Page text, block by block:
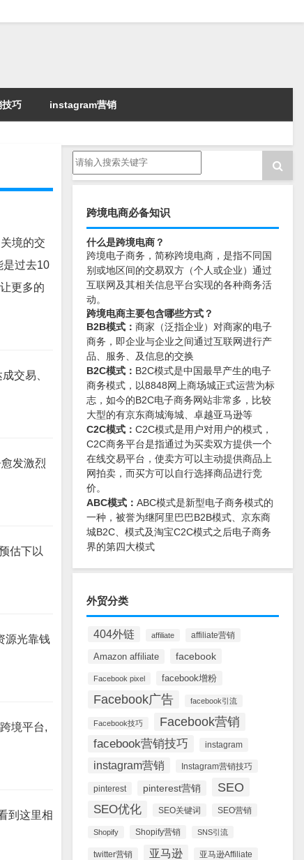
巧 instagram营销
境的交
是过去10
更多的
交易、
发激烈
估下以
源光靠钱
境平台,
到这里相
跨境电商必备知识
什么是跨境电商？
跨境电子商务，简称跨境电商，是指不同国
别或地区间的交易双方（个人或企业）通过
互联网及其相关信息平台实现的各种商务活
动。
跨境电商主要包含哪些方式？
B2B模式： 商家（泛指企业）对商家的电子
商务，即企业与企业之间通过互联网进行产
品、服务、及信息的交换
B2C模式： B2C模式是中国最早产生的电子
商务模式，以8848网上商场城正式运营为标
志，如今的B2C电子商务网站非常多，比较
大型的有京东商城海城、卓越亚马逊等
C2C模式： C2C模式是用户对用户的模式，
C2C商务平台是指通过为买卖双方提供一个
在线交易平台，使卖方可以主动提供商品上
网拍卖，而买方可以自行选择商品进行竞
价。
ABC模式： ABC模式是新型电子商务模式的
一种，被誉为继阿里巴巴B2B模式、京东商
城B2C、模式及淘宝C2C模式之后电子商务
界的第四大模式
外贸分类
404外链 affiliate affiliate营销
Amazon affiliate facebook
Facebook pixel facebook增粉
Facebook广告 facebook引流
Facebook技巧 Facebook营销
facebook营销技巧 instagram
instagram营销 Instagram营销技巧
pinterest pinterest营销 SEO
SEO优化 SEO关键词 SEO营销
Shopify Shopify营销 SNS引流
twitter营销 亚马逊 亚马逊Affiliate